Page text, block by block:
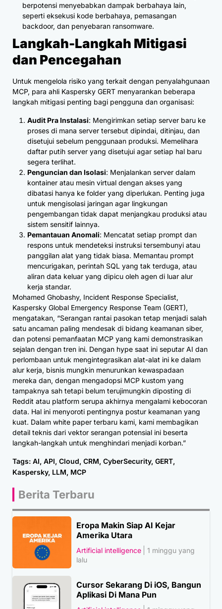
berpotensi menyebabkan dampak berbahaya lain,
seperti eksekusi kode berbahaya, pemasangan
backdoor, dan penyebaran ransomware.
Langkah-Langkah Mitigasi
dan Pencegahan
Untuk mengelola risiko yang terkait dengan penyalahgunaan
MCP, para ahli Kaspersky GERT menyarankan beberapa
langkah mitigasi penting bagi pengguna dan organisasi:
Audit Pra Instalasi: Mengirimkan setiap server baru ke
proses di mana server tersebut dipindai, ditinjau, dan
disetujui sebelum penggunaan produksi. Memelihara
daftar putih server yang disetujui agar setiap hal baru
segera terlihat.
Penguncian dan Isolasi: Menjalankan server dalam
kontainer atau mesin virtual dengan akses yang
dibatasi hanya ke folder yang diperlukan. Penting juga
untuk mengisolasi jaringan agar lingkungan
pengembangan tidak dapat menjangkau produksi atau
sistem sensitif lainnya.
Pemantauan Anomali: Mencatat setiap prompt dan
respons untuk mendeteksi instruksi tersembunyi atau
panggilan alat yang tidak biasa. Memantau prompt
mencurigakan, perintah SQL yang tak terduga, atau
aliran data keluar yang dipicu oleh agen di luar alur
kerja standar.
Mohamed Ghobashy, Incident Response Specialist,
Kaspersky Global Emergency Response Team (GERT),
mengatakan, “Serangan rantai pasokan tetap menjadi salah
satu ancaman paling mendesak di bidang keamanan siber,
dan potensi pemanfaatan MCP yang kami demonstrasikan
sejalan dengan tren ini. Dengan hype saat ini seputar AI dan
perlombaan untuk mengintegrasikan alat-alat ini ke dalam
alur kerja, bisnis mungkin menurunkan kewaspadaan
mereka dan, dengan mengadopsi MCP kustom yang
tampaknya sah tetapi belum terujimungkin diposting di
Reddit atau platform serupa akhirnya mengalami kebocoran
data. Hal ini menyoroti pentingnya postur keamanan yang
kuat. Dalam white paper terbaru kami, kami membagikan
detail teknis dari vektor serangan potensial ini beserta
langkah-langkah untuk menghindari menjadi korban.”
Tags: AI, API, Cloud, CRM, CyberSecurity, GERT,
Kaspersky, LLM, MCP
Berita Terbaru
Eropa Makin Siap AI Kejar
Amerika Utara
Artificial intelligence
1 minggu yang
lalu
Cursor Sekarang Di iOS, Bangun
Aplikasi Di Mana Pun